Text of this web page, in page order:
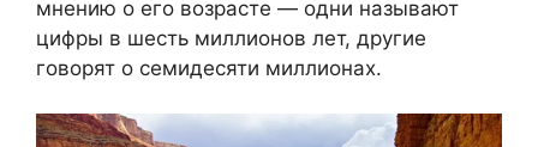
мнению о его возрасте — одни называют
цифры в шесть миллионов лет, другие
говорят о семидесяти миллионах.